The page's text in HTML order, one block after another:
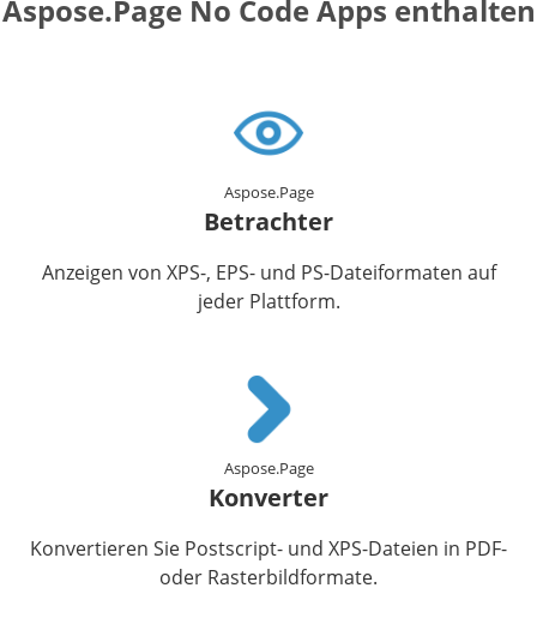
Aspose.Page No Code Apps enthalten
Aspose.Page
Betrachter
Anzeigen von XPS-, EPS- und PS-Dateiformaten auf
jeder Plattform.
Aspose.Page
Konverter
Konvertieren Sie Postscript- und XPS-Dateien in PDF-
oder Rasterbildformate.